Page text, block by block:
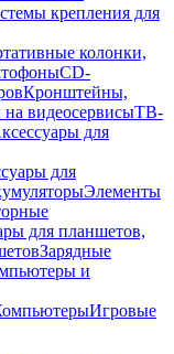
крепления для
колонки,
CD-
Кронштейны,
видеосервисыТВ-
для
для
Элементы
для планшетов,
Зарядные
и
Игровые